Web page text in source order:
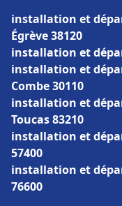
installation et
Égrève 38120
installation et
installation et
Combe 30110
installation et
Toucas 83210
installation et
57400
installation et
76600